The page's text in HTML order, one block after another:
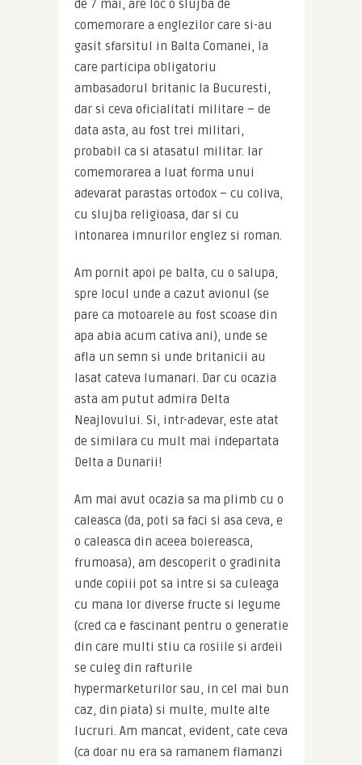
de 7 mai, are loc o slujba de
comemorare a englezilor care si-au
gasit sfarsitul in Balta Comanei, la
care participa obligatoriu
ambasadorul britanic la Bucuresti,
dar si ceva oficialitati militare – de
data asta, au fost trei militari,
probabil ca si atasatul militar. Iar
comemorarea a luat forma unui
adevarat parastas ortodox – cu coliva,
cu slujba religioasa, dar si cu
intonarea imnurilor englez si roman.
Am pornit apoi pe balta, cu o salupa,
spre locul unde a cazut avionul (se
pare ca motoarele au fost scoase din
apa abia acum cativa ani), unde se
afla un semn si unde britanicii au
lasat cateva lumanari. Dar cu ocazia
asta am putut admira Delta
Neajlovului. Si, intr-adevar, este atat
de similara cu mult mai indepartata
Delta a Dunarii!
Am mai avut ocazia sa ma plimb cu o
caleasca (da, poti sa faci si asa ceva, e
o caleasca din aceea boiereasca,
frumoasa), am descoperit o gradinita
unde copiii pot sa intre si sa culeaga
cu mana lor diverse fructe si legume
(cred ca e fascinant pentru o generatie
din care multi stiu ca rosiile si ardeii
se culeg din rafturile
hypermarketurilor sau, in cel mai bun
caz, din piata) si multe, multe alte
lucruri. Am mancat, evident, cate ceva
(ca doar nu era sa ramanem flamanzi